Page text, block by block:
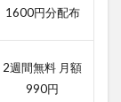
1600円分配布
2週間無料 月額
990円